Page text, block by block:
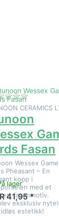
Det er
CERAMICS
Fasan
Wessex Game
Pheasant – En
kopp i
med et
fasanmotiv.
eksklusiv
estetikk!
lager
41,95 *